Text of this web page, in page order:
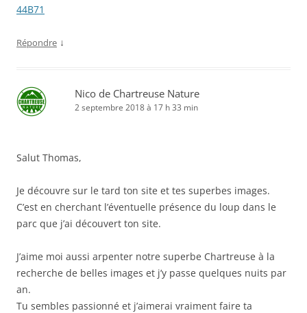
44B71
Répondre ↓
Nico de Chartreuse Nature
2 septembre 2018 à 17 h 33 min
Salut Thomas,
Je découvre sur le tard ton site et tes superbes images.
C’est en cherchant l’éventuelle présence du loup dans le
parc que j’ai découvert ton site.
J’aime moi aussi arpenter notre superbe Chartreuse à la
recherche de belles images et j’y passe quelques nuits par
an.
Tu sembles passionné et j’aimerai vraiment faire ta